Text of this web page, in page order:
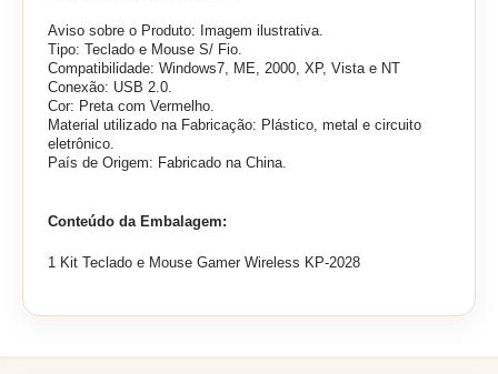
Aviso sobre o Produto: Imagem ilustrativa.
Tipo: Teclado e Mouse S/ Fio.
Compatibilidade: Windows7, ME, 2000, XP, Vista e NT
Conexão: USB 2.0.
Cor: Preta com Vermelho.
Material utilizado na Fabricação: Plástico, metal e circuito
eletrônico.
País de Origem: Fabricado na China.
Conteúdo da Embalagem:
1 Kit Teclado e Mouse Gamer Wireless KP-2028